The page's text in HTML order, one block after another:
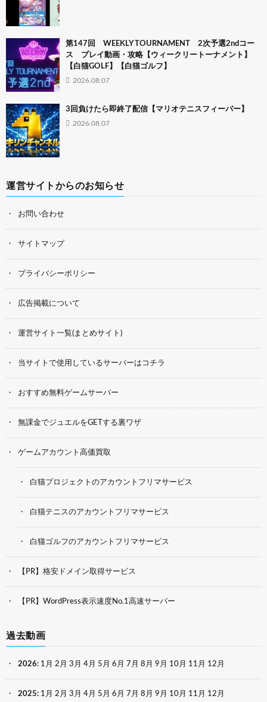
第147回 WEEKLY TOURNAMENT 2次予選2ndコー
ス プレイ動画・攻略【ウィークリートーナメント】
【白猫GOLF】【白猫ゴルフ】
2026.08.07
3回負けたら即終了配信【マリオテニスフィーバー】
2026.08.07
運営サイトからのお知らせ
お問い合わせ
サイトマップ
プライバシーポリシー
広告掲載について
運営サイト一覧(まとめサイト)
当サイトで使用しているサーバーはコチラ
おすすめ無料ゲームサーバー
無課金でジュエルをGETする裏ワザ
ゲームアカウント高価買取
白猫プロジェクトのアカウントフリマサービス
白猫テニスのアカウントフリマサービス
白猫ゴルフのアカウントフリマサービス
【PR】格安ドメイン取得サービス
【PR】WordPress表示速度No.1高速サーバー
過去動画
2026: 1月 2月 3月 4月 5月 6月 7月 8月 9月 10月 11月 12月
2025: 1月 2月 3月 4月 5月 6月 7月 8月 9月 10月 11月 12月